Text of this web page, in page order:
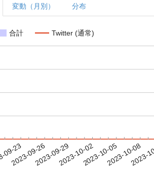
変動（月別） 分布
合計 Twitter (通常)
23
2023-09-262023-09-292023-10-022023-10-052023-10-08
2023-